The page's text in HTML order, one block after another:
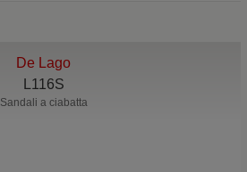
De Lago
L116S
Sandali a ciabatta